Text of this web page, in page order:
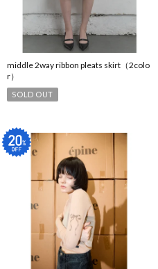
middle 2way ribbon pleats skirt（2colo
r）
SOLD OUT